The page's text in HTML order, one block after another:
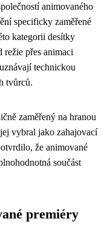
animovaného
specificky zaměřené
kategorii desítky
přes animaci
technickou
tvůrců.
zaměřený na hranou
vybral jako zahajovací
že animované
součást
premiéry